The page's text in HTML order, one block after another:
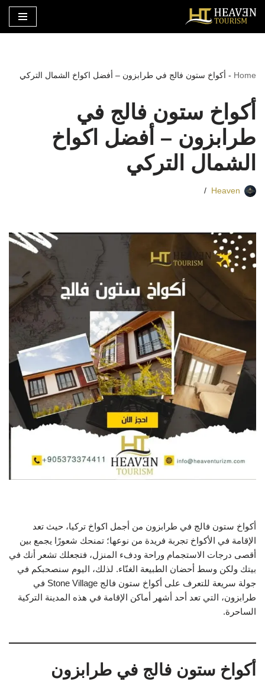
تخطى
Home
- أكواخ ستون فالج في طرابزون – أفضل اكواخ الشمال التركي
أكواخ ستون فالج في
طرابزون – أفضل اكواخ
الشمال التركي
Heaven
أكواخ ستون فالج في طرابزون من أجمل اكواخ تركيا، حيث تعد
الإقامة في الأكواخ تجربة فريدة من نوعها؛ تمنحك شعورًا يجمع بين
أقصى درجات الاستجمام وراحة ودفء المنزل، فتجعلك تشعر أنك في
بيتك ولكن وسط أحضان الطبيعة الغنّاء. لذلك، اليوم سنصحبكم في
جولة سريعة للتعرف على أكواخ ستون فالج Stone Village في
طرابزون، التي تعد أحد أشهر أماكن الإقامة في هذه المدينة التركية
الساحرة.
أكواخ ستون فالج في طرابزون